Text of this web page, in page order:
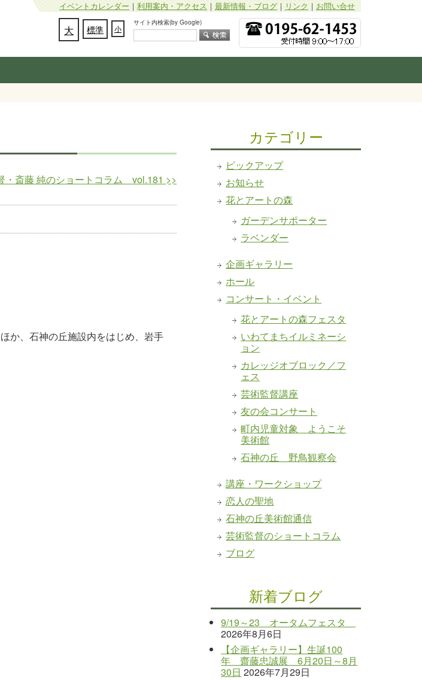
イベントカレンダー｜利用案内・アクセス｜最新情報・ブログ｜リンク｜お問い合せ
サイト内検索(by Google)
大 標準 小
・斎藤 純のショートコラム vol.181 >>
か、石神の丘施設内をはじめ、岩手
カテゴリー
ピックアップ
お知らせ
花とアートの森
ガーデンサポーター
ラベンダー
企画ギャラリー
ホール
コンサート・イベント
花とアートの森フェスタ
いわてまちイルミネーシ
ョン
カレッジオブロック／フ
ェス
芸術監督講座
友の会コンサート
町内児童対象 ようこそ
美術館
石神の丘 野鳥観察会
講座・ワークショップ
恋人の聖地
石神の丘美術館通信
芸術監督のショートコラム
ブログ
新着ブログ
9/19～23 オータムフェスタ
2026年8月6日
【企画ギャラリー】生誕100
年 齋藤忠誠展 6月20日～8月
30日 2026年7月29日